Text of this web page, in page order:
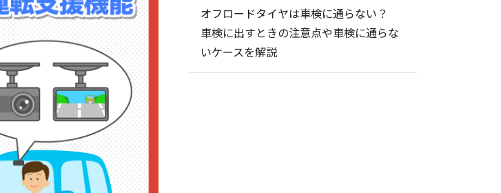
オフロードタイヤは車検に通らない？
車検に出すときの注意点や車検に通らな
いケースを解説